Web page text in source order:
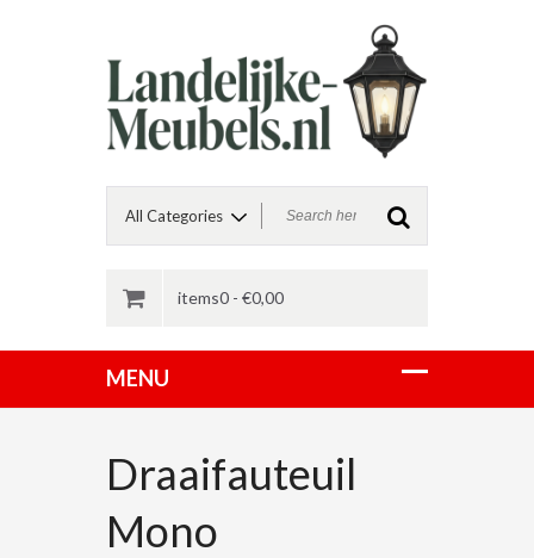
items0 - €0,00
Draaifauteuil
Mono